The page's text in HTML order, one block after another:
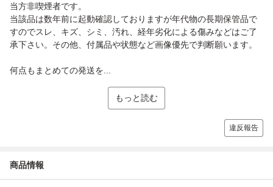
当方非喫煙者です。
当該品は数年前に起動確認しておりますが年代物の長期保管品で
すのでスレ、キズ、シミ、汚れ、経年劣化による傷みなどはご了
承下さい。その他、付属品や状態など画像優先で判断願います。
何点もまとめての発送を...
もっと読む
違反報告
商品情報